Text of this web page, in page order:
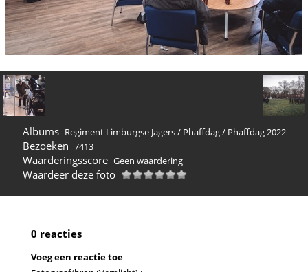
Albums Regiment Limburgse Jagers/ Phaffdag/ Phaffdag 2022
Bezoeken 7413
Waarderingsscore Geen waardering
Waardeer deze foto
0 reacties
Voeg een reactie toe